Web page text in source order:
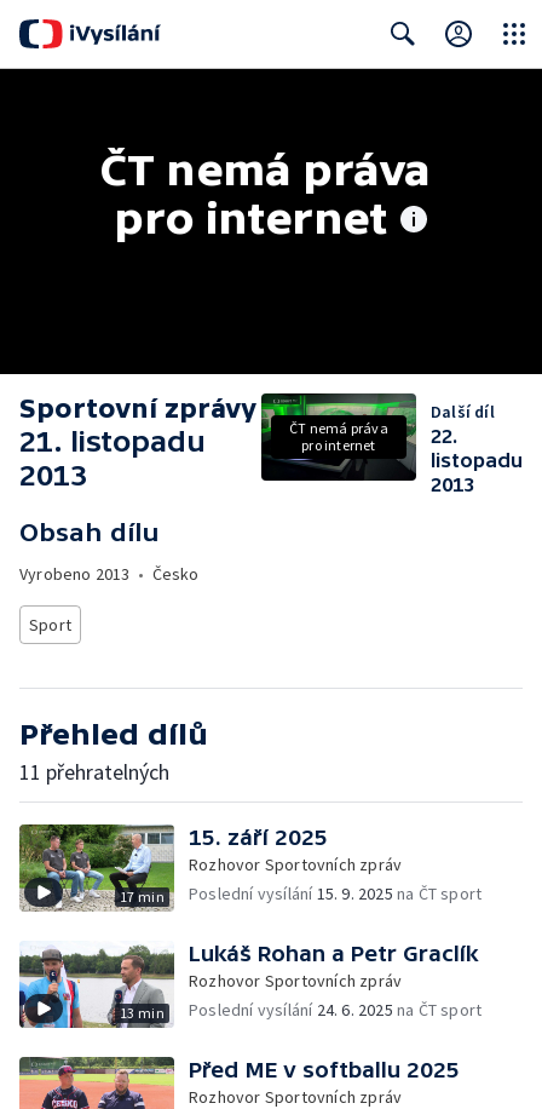
ČT nemá práva
pro internet
Sportovní zprávy
21. listopadu
2013
Obsah dílu
Vyrobeno 2013 • Česko
Sport
ČT nemá práva
pro internet
Další díl
22.
listopadu
2013
Přehled dílů
11 přehratelných
17 min
15. září 2025
Rozhovor Sportovních zpráv
Poslední vysílání15. 9. 2025 na ČT sport
13 min
Lukáš Rohan a Petr Graclík
Rozhovor Sportovních zpráv
Poslední vysílání 24. 6. 2025 na ČT sport
Před ME v softballu 2025
Rozhovor Sportovních zpráv